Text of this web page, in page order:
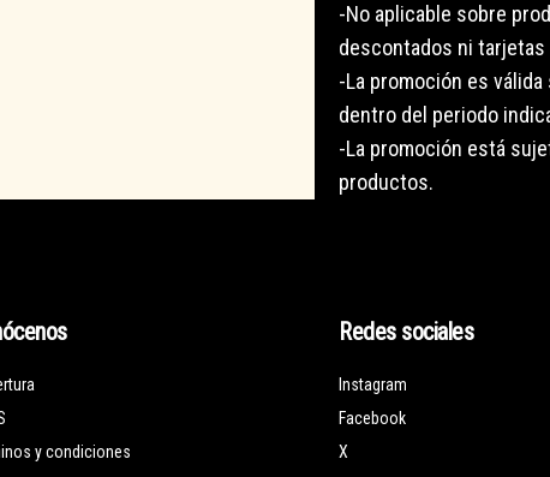
-No aplicable sobre
descontados ni tarjetas
-La promoción es
dentro del periodo
-La promoción está
productos.
y condiciones
Redes sociales
Instagram
Facebook
X